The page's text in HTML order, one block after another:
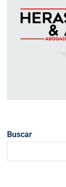
Buscar